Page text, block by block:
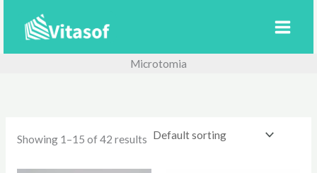
Microtomia
Showing 1–15 of 42 results